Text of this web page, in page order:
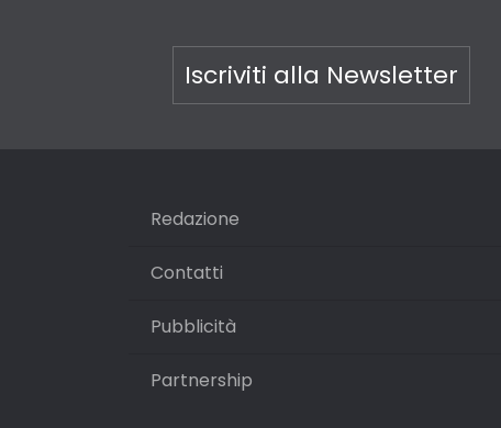
Iscriviti alla Newsletter
Redazione
Contatti
Pubblicità
Partnership